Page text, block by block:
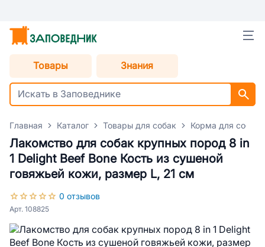
Товары Знания
Главная Каталог Товары для собак Корма для собак
Лакомство для собак крупных пород 8 in
1 Delight Beef Bone Кость из сушеной
говяжьей кожи, размер L, 21 см
0 отзывов
Арт. 108825